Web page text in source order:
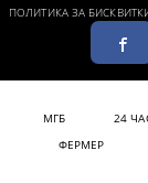
ПОЛИТИКА ЗА
МГБ 24
ФЕРМЕР